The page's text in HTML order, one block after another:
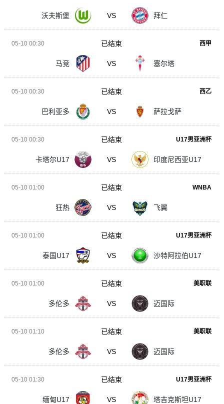
沃夫斯堡 VS 拜仁
05-10 00:30 西甲
马竞 VS 塞尔塔
已结束
05-10 00:30 西乙
巴利亚多 VS 萨拉戈萨
已结束
05-10 00:30 U17男亚洲杯
卡塔尔U17 VS 印度尼西亚U17
已结束
05-10 01:00 WNBA
狂热 VS 飞翼
已结束
05-10 01:00 U17男亚洲杯
泰国U17 VS 沙特阿拉伯U17
已结束
05-10 01:00 美职联
多伦多 VS 迈国际
已结束
05-10 01:10 美职联
多伦多 VS 迈国际
已结束
05-10 01:30 U17男亚洲杯
缅甸U17 VS 塔吉克斯坦U17
已结束